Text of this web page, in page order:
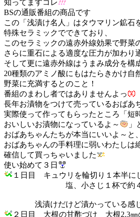
知ってますコレ
BSの通販番組の商品です
この「浅漬け名人」はタウマリン鉱石
特殊セラミックでできており、
このセラミックの遠赤外線効果で野菜
さらに重石による適度な圧力が加わり
そして更に遠赤外線はうまみ成分を構
20種類のアミノ酸にもはたらきかけ自
野菜に充満するとのこと！
番組のまわし者ではありませんよっ
長年お漬物をつけて売っているおばあ
実際使って作ってもらったところ「短
おいしいお漬物になっているよ～
」
おばあちゃんたちが本当にいいよ～と、
おばあちゃんの手料理に弱いわたしは
確信して買っちゃいました
使い始めて３日
１日目 キュウリを輪切り１本半に
塩、小さじ１杯で約４
浅漬けだけど漬かっている感じ
２日目 大根の甘酢づけ 大根2.3